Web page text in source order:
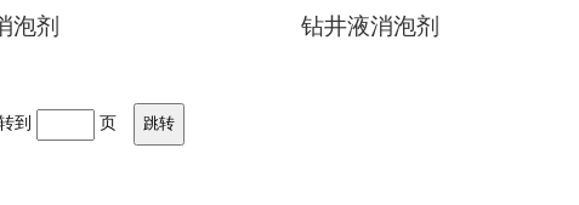
泡剂 钻井液消泡剂
到 页